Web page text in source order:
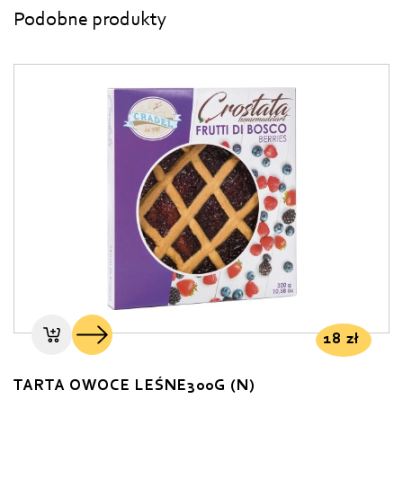
Podobne produkty
18 zł
TARTA OWOCE LEŚNE300G (N)